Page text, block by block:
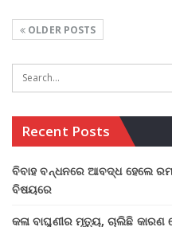
OLDER POSTS
Recent Posts
ବିବାହ ବନ୍ଧନରେ ଆବଦ୍ଧ ହେଲେ
ବିଷୟରେ
କଳା ବାଘୁଣୀର ମୃତ୍ୟୁ, ଚାଲିଛି କାରଣ